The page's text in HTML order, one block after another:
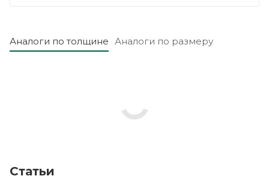
Аналоги по толщине Аналоги по размеру
Статьи